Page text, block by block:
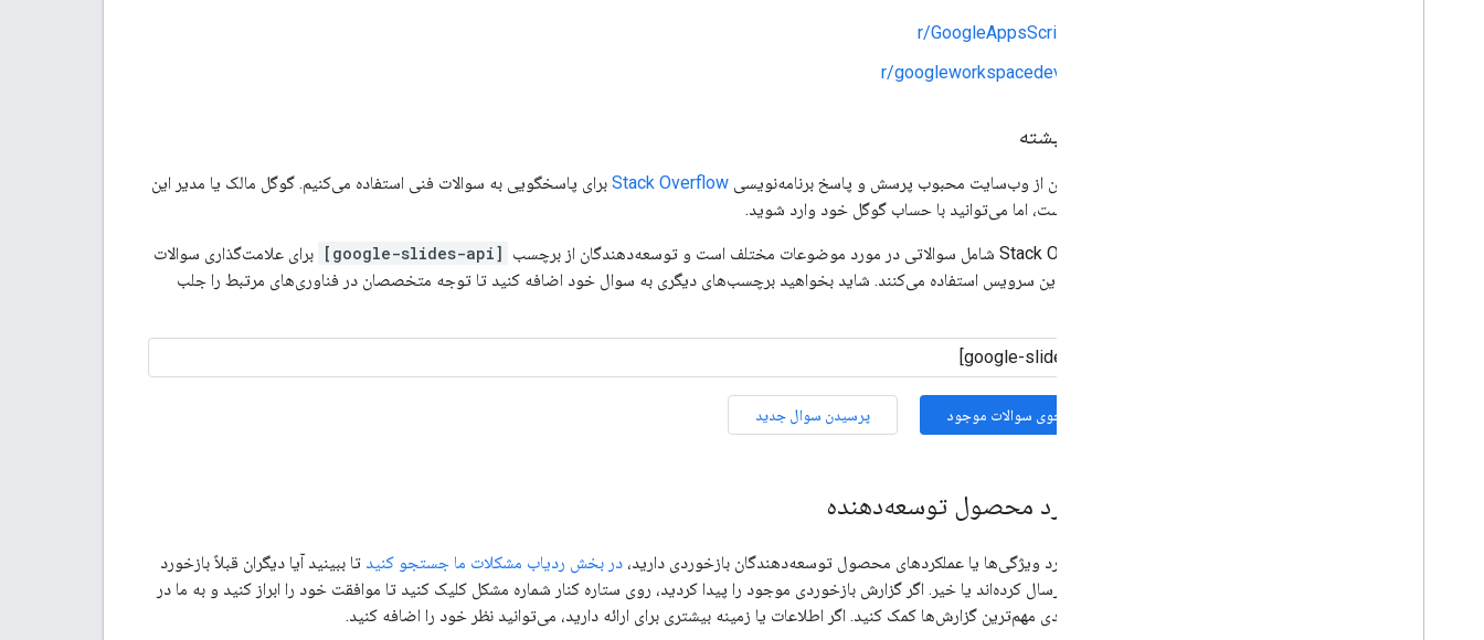
r/GoogleAppsScript
r/googleworkspacedevs
سرریز پشته
ما همچنین از وب‌سایت محبوب پرسش و پاسخ برنامه‌نویسی Stack Overflow برای پاسخگویی به سوالات فنی استفاده می‌کنیم. گوگل مالک یا مدیر این
سایت نیست، اما می‌توانید با حساب گوگل خود وارد شوید.
Stack Overflow شامل سوالاتی در مورد موضوعات مختلف است و توسعه‌دهندگان از برچسب [google-slides-api]
برای علامت‌گذاری سوالات
مرتبط با این سرویس استفاده می‌کنند. شاید بخواهید برچسب‌های دیگری به سوال خود اضافه کنید تا توجه متخصصان در فناوری‌های مرتبط را جلب
جستجوی سوالات موجود پرسیدن سوال جدید
بازخورد محصول توسعه‌دهنده
اگر در مورد ویژگی‌ها یا عملکردهای محصول توسعه‌دهندگان بازخوردی دارید، در بخش ردیاب مشکلات ما جستجو کنید تا ببینید آیا دیگران قبلاً بازخورد
مشابهی ارسال کرده‌اند یا خیر. اگر گزارش بازخوردی موجود را پیدا کردید، روی ستاره کنار شماره مشکل کلیک کنید تا موافقت خود را ابراز کنید و به ما در
اولویت‌بندی مهم‌ترین گزارش‌ها کمک کنید. اگر اطلاعات یا زمینه بیشتری برای ارائه دارید، می‌توانید نظر خود را اضافه کنید.